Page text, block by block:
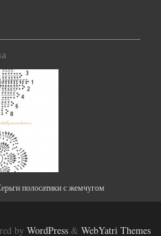
полосатики с жемчугом
by WordPress & WebYatri Themes